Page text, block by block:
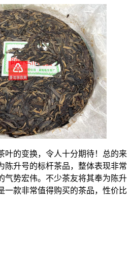
叶的变换，令人十分期待！总的来
陈升号的标杆茶品，整体表现非常
气势宏伟。不少茶友将其奉为陈升
一款非常值得购买的茶品，性价比